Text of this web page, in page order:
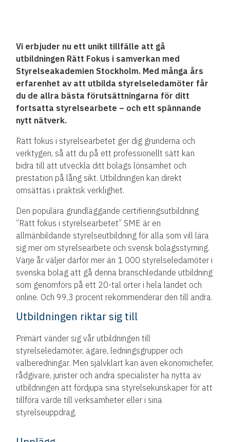
Vi erbjuder nu ett unikt tillfälle att gå
utbildningen Rätt Fokus i samverkan med
Styrelseakademien Stockholm. Med många års
erfarenhet av att utbilda styrelseledamöter får
du de allra bästa förutsättningarna för ditt
fortsatta styrelsearbete – och ett spännande
nytt nätverk.
Rätt fokus i styrelsearbetet ger dig grunderna och
verktygen, så att du på ett professionellt sätt kan
bidra till att utveckla ditt bolags lönsamhet och
prestation på lång sikt. Utbildningen kan direkt
omsättas i praktisk verklighet.
Den populära grundläggande certifieringsutbildning
”Rätt fokus i styrelsearbetet” SME är en
allmänbildande styrelseutbildning för alla som vill lära
sig mer om styrelsearbete och svensk bolagsstyrning.
Varje år väljer därför mer än 1 000 styrelseledamöter i
svenska bolag att gå denna branschledande utbildning
som genomförs på ett 20-tal orter i hela landet och
online. Och 99,3 procent rekommenderar den till andra.
Utbildningen riktar sig till
Primärt vänder sig vår utbildningen till
styrelseledamöter, ägare, ledningsgrupper och
valberedningar. Men självklart kan även ekonomichefer,
rådgivare, jurister och andra specialister ha nytta av
utbildningen att fördjupa sina styrelsekunskaper för att
tillföra värde till verksamheter eller i sina
styrelseuppdrag.